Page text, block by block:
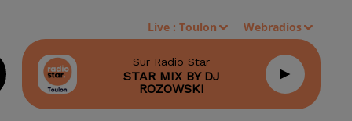
Live :Toulon Webradios
Sur Radio Star
STAR MIX BY DJ
ROZOWSKI